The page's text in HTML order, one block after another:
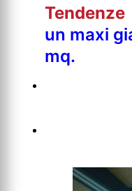
Tendenze
un maxi
mq.